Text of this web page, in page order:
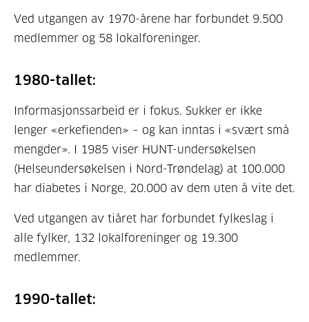
Ved utgangen av 1970-årene har forbundet 9.500
medlemmer og 58 lokalforeninger.
1980-tallet:
Informasjonssarbeid er i fokus. Sukker er ikke
lenger «erkefienden» – og kan inntas i «svært små
mengder». I 1985 viser HUNT-undersøkelsen
(Helseundersøkelsen i Nord-Trøndelag) at 100.000
har diabetes i Norge, 20.000 av dem uten å vite det.
Ved utgangen av tiåret har forbundet fylkeslag i
alle fylker, 132 lokalforeninger og 19.300
medlemmer.
1990-tallet: